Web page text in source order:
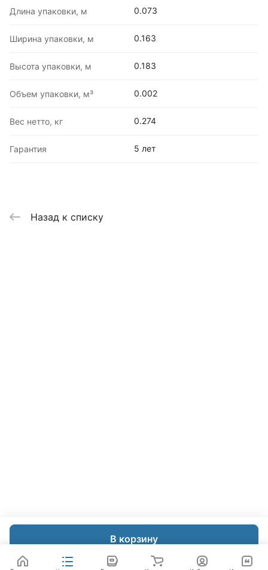
В корзину
Длина упаковки, м 0.073
Ширина упаковки, м 0.163
Высота упаковки, м 0.183
Объем упаковки, м³ 0.002
Вес нетто, кг 0.274
Гарантия 5 лет
Назад к списку